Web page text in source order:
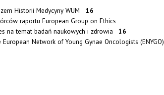
Historii Medycyny WUM 16
raportu European Group on Ethics
na temat badań naukowych i zdrowia
16
Network of Young Gynae Oncologists (ENYGO)